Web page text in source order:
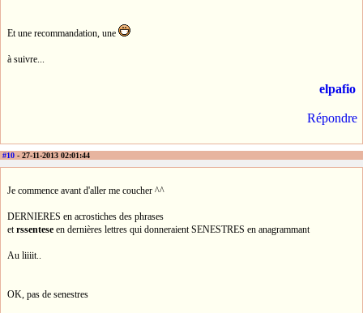
Et une recommandation, une
à suivre...
elpafio
Répondre
#10 - 27-11-2013 02:01:44
Je commence avant d'aller me coucher ^^
DERNIERES en acrostiches des phrases
et rssentese en dernières lettres qui donneraient SENESTRES en anagrammant
Au liiiit..
OK, pas de senestres